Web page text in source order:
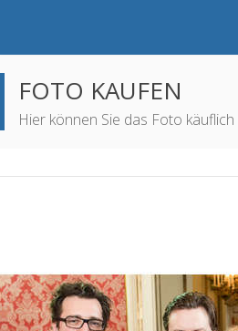
FOTO KAUFEN
Hier können Sie das Foto